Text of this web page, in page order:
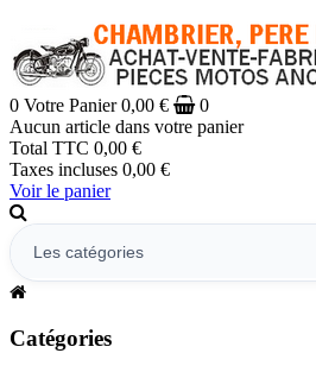
0 Votre Panier 0,00 €
0
Aucun article dans votre panier
Total TTC 0,00 €
Taxes incluses 0,00 €
Voir le panier
Catégories